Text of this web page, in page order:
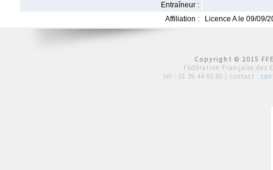
Entraîneur :
Affiliation :
Licence A le 09/09/
Copyright © 2015
Fédération Française des
tél : 01 39 44 65 80 | contact :